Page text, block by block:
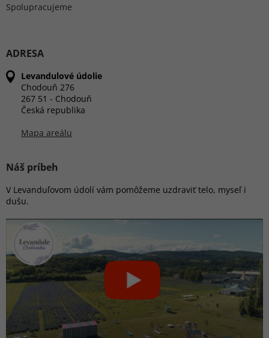
Spolupracujeme
ADRESA
Levandulové údolie
Chodouň 276
267 51 - Chodouň
Česká republika
Mapa areálu
Náš príbeh
V Levanduľovom údolí vám pomôžeme uzdraviť telo, myseľ i
dušu.